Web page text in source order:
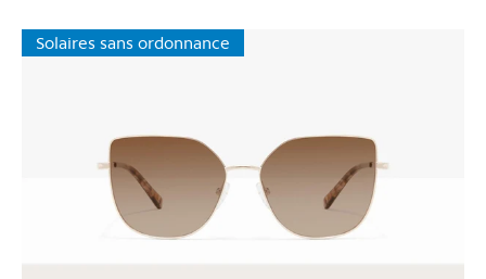
Solaires sans ordonnance